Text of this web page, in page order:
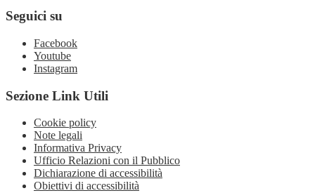
Seguici su
Facebook
Youtube
Instagram
Sezione Link Utili
Cookie policy
Note legali
Informativa Privacy
Ufficio Relazioni con il Pubblico
Dichiarazione di accessibilità
Obiettivi di accessibilità